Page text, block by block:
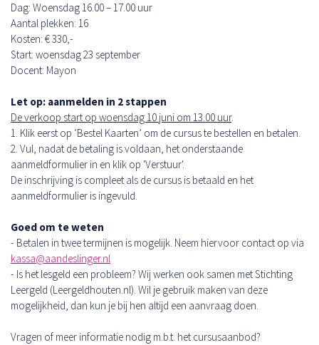
Dag: Woensdag 16.00 – 17.00 uur
Aantal plekken: 16
Kosten: € 330,-
Start: woensdag 23 september
Docent: Mayon
Let op: aanmelden in 2 stappen
De verkoop start op woensdag 10 juni om 13.00 uur.
1. Klik eerst op ‘Bestel Kaarten’ om de cursus te bestellen en betalen.
2. Vul, nadat de betaling is voldaan, het onderstaande
aanmeldformulier in en klik op 'Verstuur'.
De inschrijving is compleet als de cursus is betaald en het
aanmeldformulier is ingevuld.
Goed om te weten
- Betalen in twee termijnen is mogelijk. Neem hiervoor contact op via
kassa@aandeslinger.nl
- Is het lesgeld een probleem? Wij werken ook samen met Stichting
Leergeld (Leergeldhouten.nl). Wil je gebruik maken van deze
mogelijkheid, dan kun je bij hen altijd een aanvraag doen.
Vragen of meer informatie nodig m.b.t. het cursusaanbod?